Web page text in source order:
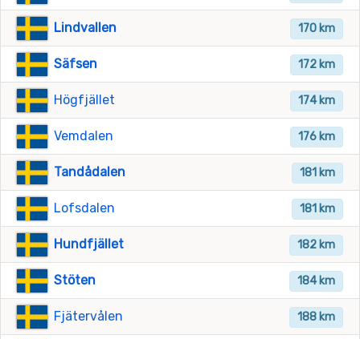
170 km
Lindvallen
172 km
Säfsen
174 km
Högfjället
176 km
Vemdalen
181 km
Tandådalen
181 km
Lofsdalen
182 km
Hundfjället
184 km
Stöten
188 km
Fjätervålen